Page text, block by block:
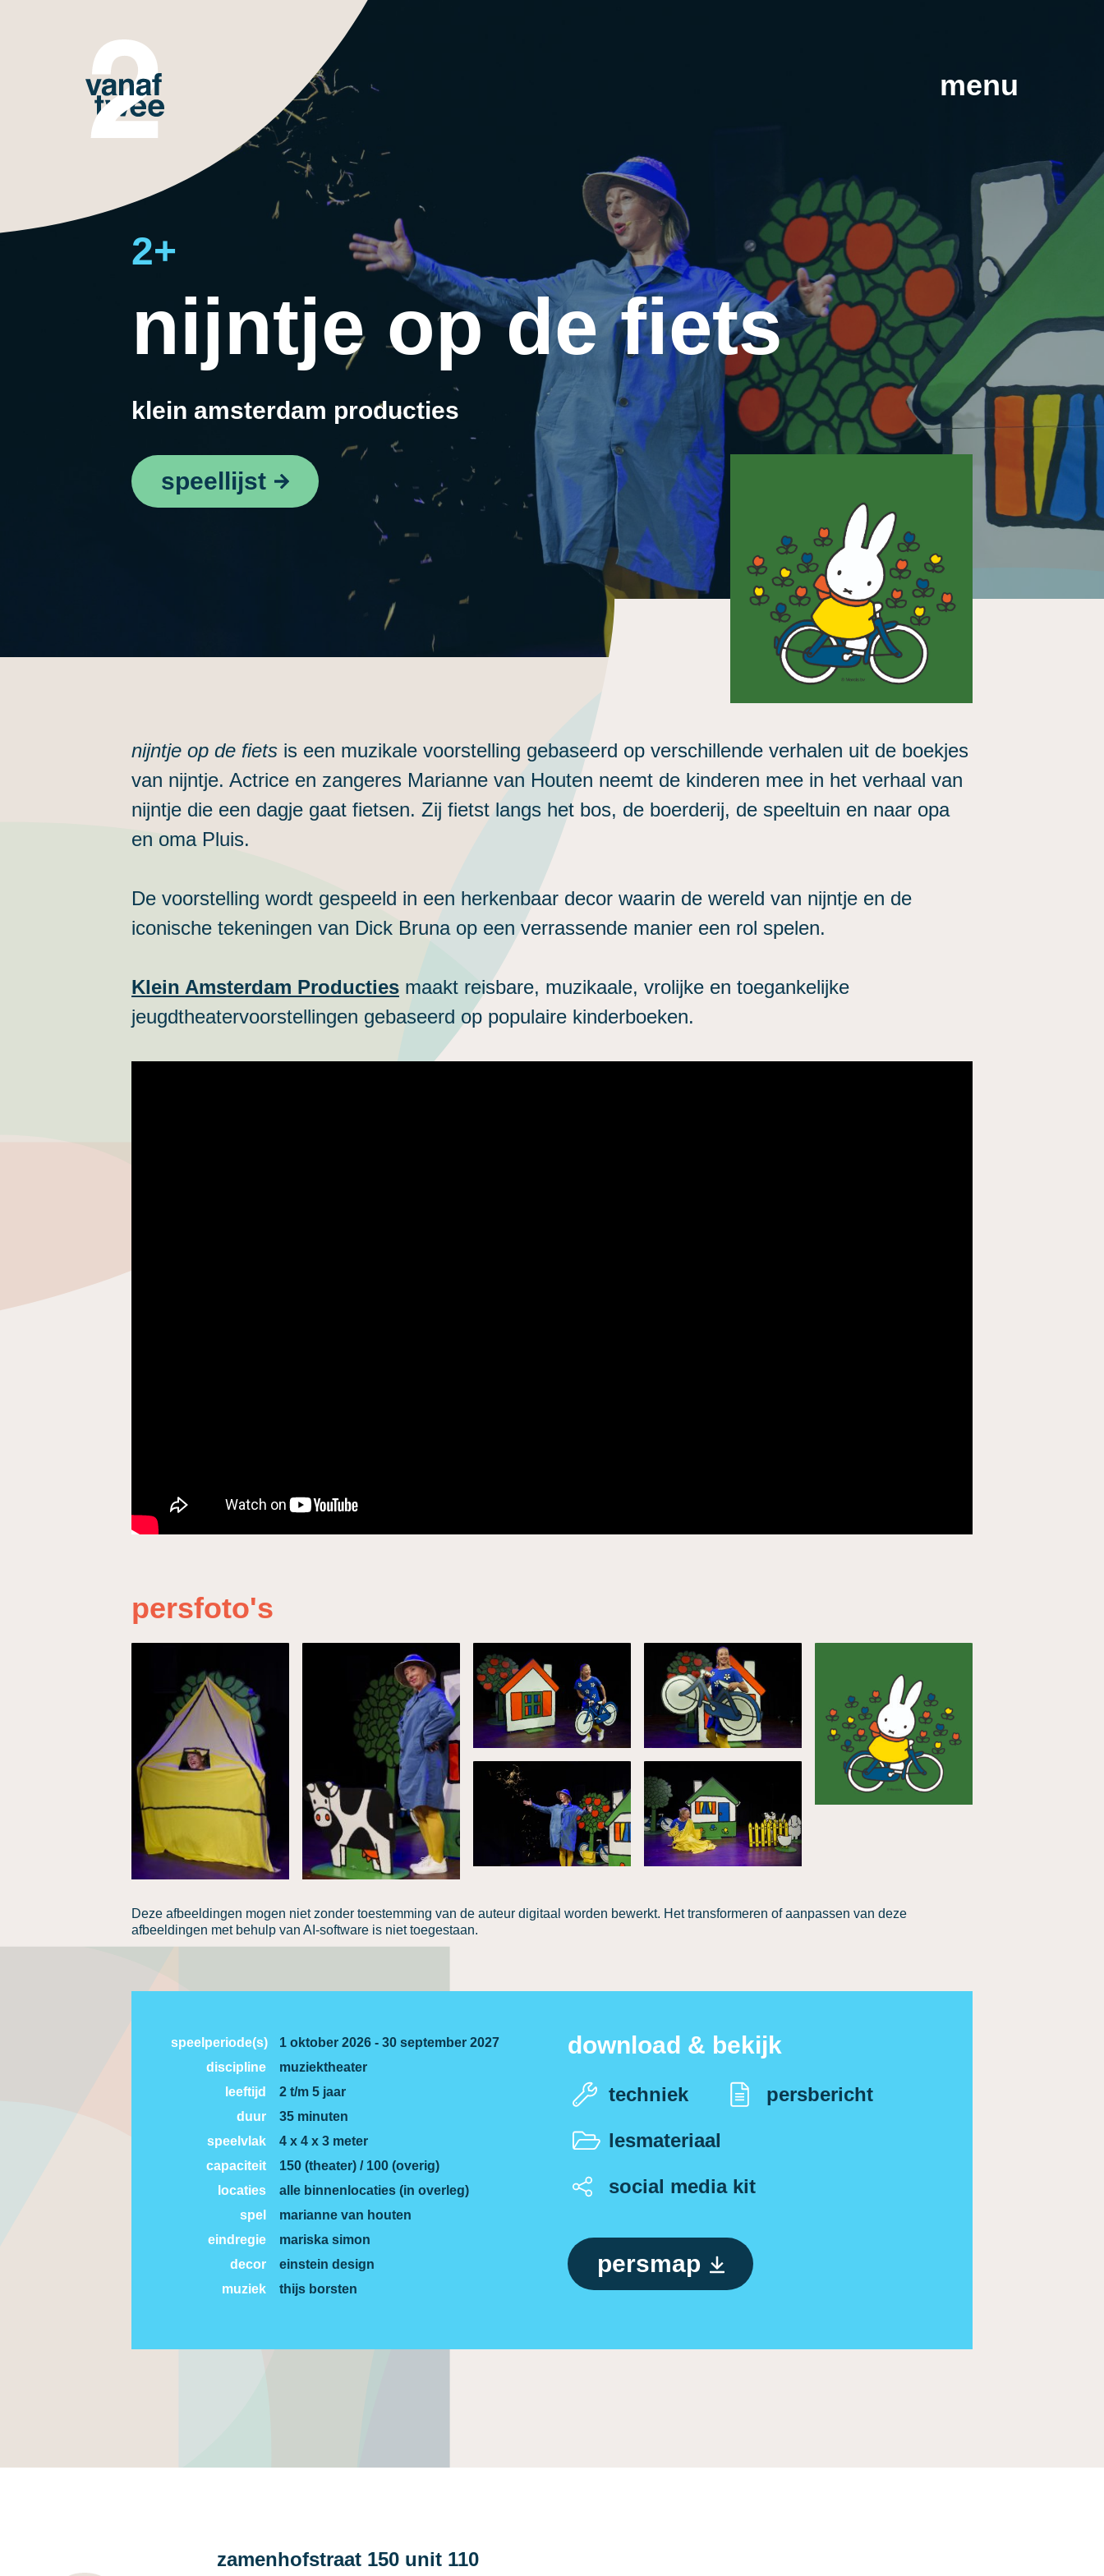
menu
2+
nijntje op de fiets
klein amsterdam producties
speellijst
nijntje op de fiets is een muzikale voorstelling gebaseerd op verschillende verhalen uit de boekjes
van nijntje. Actrice en zangeres Marianne van Houten neemt de kinderen mee in het verhaal van
nijntje die een dagje gaat fietsen. Zij fietst langs het bos, de boerderij, de speeltuin en naar opa
en oma Pluis.
De voorstelling wordt gespeeld in een herkenbaar decor waarin de wereld van nijntje en de
iconische tekeningen van Dick Bruna op een verrassende manier een rol spelen.
Klein Amsterdam Producties maakt reisbare, muzikaale, vrolijke en toegankelijke
jeugdtheatervoorstellingen gebaseerd op populaire kinderboeken.
persfoto's
Deze afbeeldingen mogen niet zonder toestemming van de auteur digitaal worden bewerkt. Het transformeren of aanpassen van deze
afbeeldingen met behulp van AI-software is niet toegestaan.
speelperiode(s)
1 oktober 2026 - 30 september 2027
discipline
muziektheater
leeftijd
2 t/m 5 jaar
duur
35 minuten
speelvlak
4 x 4 x 3 meter
capaciteit
150 (theater) / 100 (overig)
locaties
alle binnenlocaties (in overleg)
spel
marianne van houten
eindregie
mariska simon
decor
einstein design
muziek
thijs borsten
download & bekijk
techniek persbericht
lesmateriaal
social media kit
persmap
zamenhofstraat 150 unit 110